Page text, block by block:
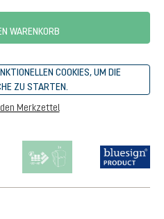
WARENKORB
COOKIES, UM DIE
ZU STARTEN.
Merkzettel